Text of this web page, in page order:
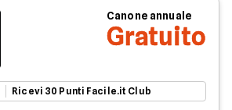
Canone annuale
Gratuito
Ricevi 30 Punti Facile.it Club